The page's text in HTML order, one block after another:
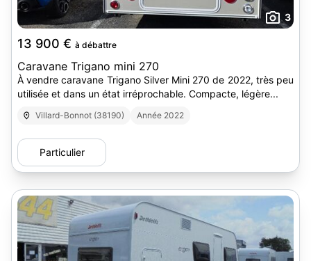
3
13 900 € à débattre
Caravane Trigano mini 270
À vendre caravane Trigano Silver Mini 270 de 2022, très peu
utilisée et dans un état irréprochable. Compacte, légère...
Villard-Bonnot (38190) Année 2022
Particulier